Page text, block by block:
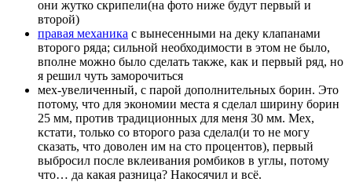
они жутко скрипели(на фото ниже будут первый и
второй)
правая механика с вынесенными на деку клапанами
второго ряда; сильной необходимости в этом не было,
вполне можно было сделать также, как и первый ряд, но
я решил чуть заморочиться
мех-увеличенный, с парой дополнительных борин. Это
потому, что для экономии места я сделал ширину борин
25 мм, против традиционных для меня 30 мм. Мех,
кстати, только со второго раза сделал(и то не могу
сказать, что доволен им на сто процентов), первый
выбросил после вклеивания ромбиков в углы, потому
что… да какая разница? Накосячил и всё.